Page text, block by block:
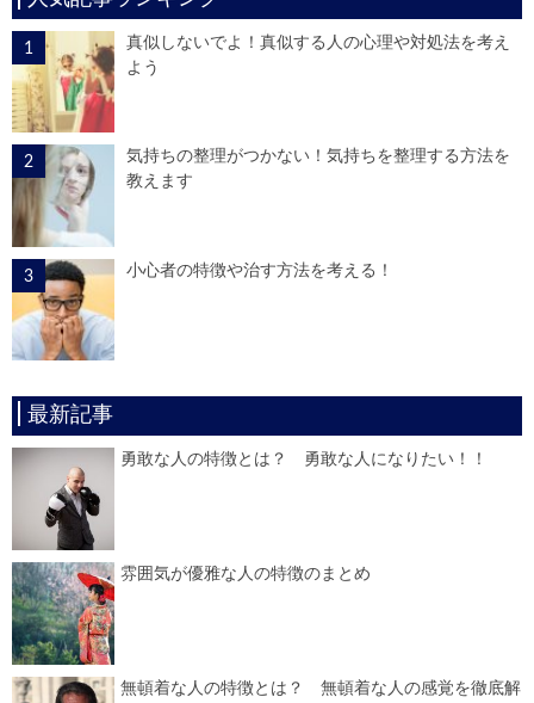
真似しないでよ！真似する人の心理や対処法を考え
よう
気持ちの整理がつかない！気持ちを整理する方法を
教えます
小心者の特徴や治す方法を考える！
最新記事
勇敢な人の特徴とは？ 勇敢な人になりたい！！
雰囲気が優雅な人の特徴のまとめ
無頓着な人の特徴とは？ 無頓着な人の感覚を徹底解